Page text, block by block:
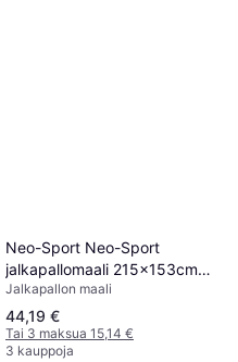
Neo-Sport Neo-Sport
jalkapallomaali 215x153cm
(NS-457)
Jalkapallon maali
44,19 €
Tai 3 maksua 15,14 €
3 kauppoja